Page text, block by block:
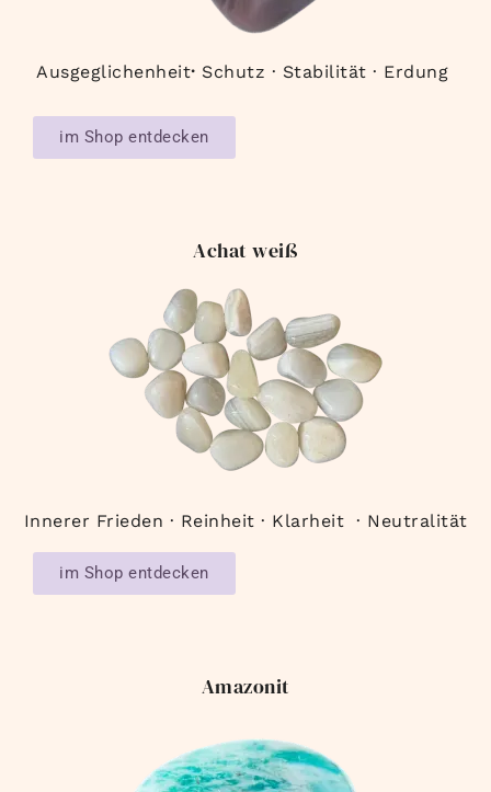
Ausgeglichenheit· Schutz · Stabilität · Erdung
im Shop entdecken
Achat weiß
Innerer Frieden · Reinheit · Klarheit · Neutralität
im Shop entdecken
Amazonit